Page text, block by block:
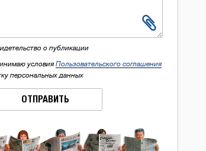
о публикации
условия Пользовательского соглашения
персональных данных
ОТПРАВИТЬ